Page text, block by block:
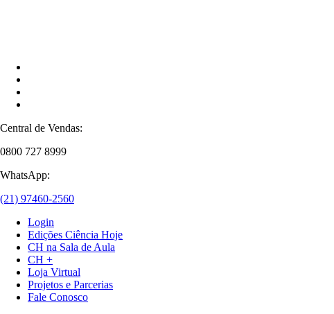
Central de Vendas:
0800 727 8999
WhatsApp:
(21) 97460-2560
Login
Edições Ciência Hoje
CH na Sala de Aula
CH +
Loja Virtual
Projetos e Parcerias
Fale Conosco